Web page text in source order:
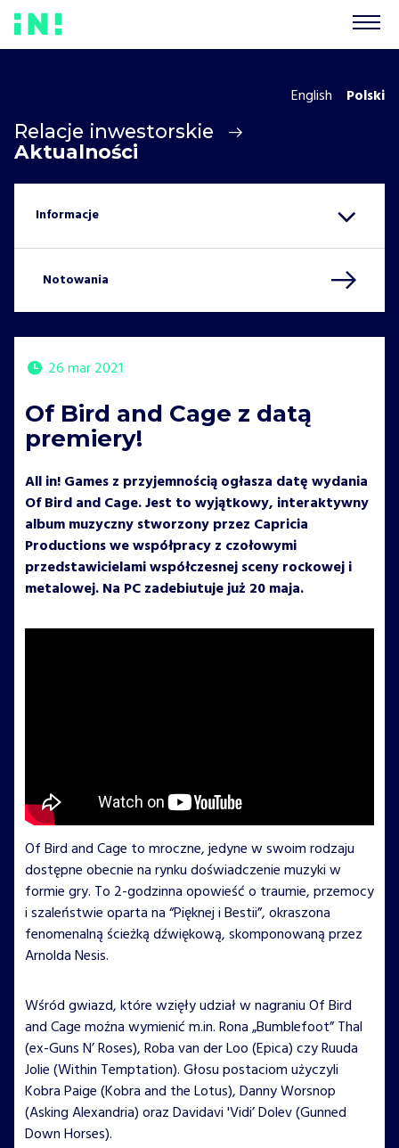
Relacje inwestorskie
Aktualności
English Polski
Notowania
26 mar 2021
Of Bird and Cage z datą
premiery!
All in! Games z przyjemnością ogłasza datę wydania
Of Bird and Cage. Jest to wyjątkowy, interaktywny
album muzyczny stworzony przez Capricia
Productions we współpracy z czołowymi
przedstawicielami współczesnej sceny rockowej i
metalowej. Na PC zadebiutuje już 20 maja.
Of Bird and Cage to mroczne, jedyne w swoim rodzaju
dostępne obecnie na rynku doświadczenie muzyki w
formie gry. To 2-godzinna opowieść o traumie, przemocy
i szaleństwie oparta na “Pięknej i Bestii”, okraszona
fenomenalną ścieżką dźwiękową, skomponowaną przez
Arnolda Nesis.
Wśród gwiazd, które wzięły udział w nagraniu Of Bird
and Cage można wymienić m.in. Rona „Bumblefoot” Thal
(ex-Guns N’ Roses), Roba van der Loo (Epica) czy Ruuda
Jolie (Within Temptation). Głosu postaciom użyczyli
Kobra Paige (Kobra and the Lotus), Danny Worsnop
(Asking Alexandria) oraz Davidavi 'Vidi’ Dolev (Gunned
Down Horses).